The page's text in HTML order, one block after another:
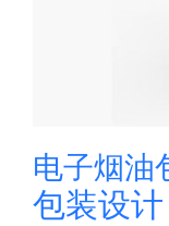
电子烟油
包装设计